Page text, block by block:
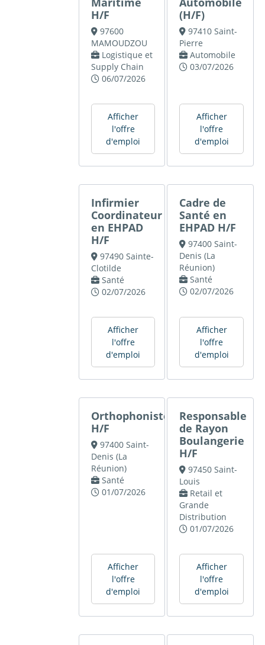
H/F
97600
MAMOUDZOU
Logistique et
Supply Chain
06/07/2026
Afficher
l'offre
d'emploi
(H/F)
97410 Saint-
Pierre
Automobile
03/07/2026
Afficher
l'offre
d'emploi
Infirmier
Coordinateur
en EHPAD
H/F
97490 Sainte-
Clotilde
Santé
02/07/2026
Afficher
l'offre
d'emploi
Cadre de
Santé en
EHPAD H/F
97400 Saint-
Denis (La
Réunion)
Santé
02/07/2026
Afficher
l'offre
d'emploi
Orthophoniste
H/F
97400 Saint-
Denis (La
Réunion)
Santé
01/07/2026
Afficher
l'offre
d'emploi
Responsable
de Rayon
Boulangerie
H/F
97450 Saint-
Louis
Retail et
Grande
Distribution
01/07/2026
Afficher
l'offre
d'emploi